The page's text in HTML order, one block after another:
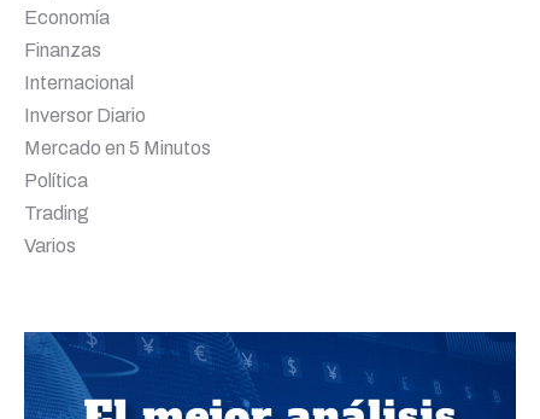
Economía
Finanzas
Internacional
Inversor Diario
Mercado en 5 Minutos
Política
Trading
Varios